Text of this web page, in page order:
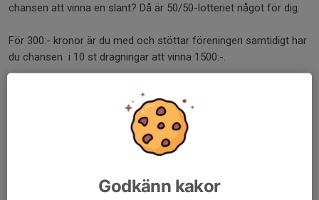
chansen att vinna en slant? Då är 50/50-lotteriet något för dig.
För 300:- kronor är du med och stöttar föreningen samtidigt har
du chansen i 10 st dragningar att vinna 1500:-.
Under våren gäller v6-15, är det jokernummrets sista två siffror
på lördagsdragningen som bestämmer vem som vinner.
Mejla kansliet@hultsfredshf.se så hjälper vi dig!
Vinstnummer
Godkänn kakor